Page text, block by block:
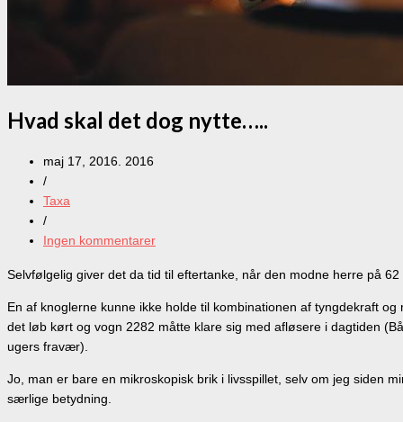
Hvad skal det dog nytte…..
maj 17, 2016. 2016
/
Taxa
/
Ingen kommentarer
Selvfølgelig giver det da tid til eftertanke, når den modne herre på
En af knoglerne kunne ikke holde til kombinationen af tyngdekraft
det løb kørt og vogn 2282 måtte klare sig med afløsere i dagtiden
ugers fravær).
Jo, man er bare en mikroskopisk brik i livsspillet, selv om jeg siden
særlige betydning.